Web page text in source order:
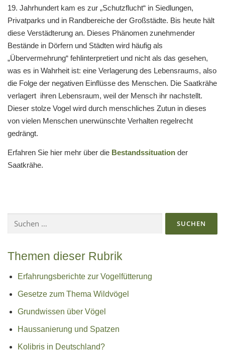
19. Jahrhundert kam es zur „Schutzflucht“ in Siedlungen,
Privatparks und in Randbereiche der Großstädte. Bis heute hält
diese Verstädterung an. Dieses Phänomen zunehmender
Bestände in Dörfern und Städten wird häufig als
„Übervermehrung“ fehlinterpretiert und nicht als das gesehen,
was es in Wahrheit ist: eine Verlagerung des Lebensraums, also
die Folge der negativen Einflüsse des Menschen. Die Saatkrähe
verlagert ihren Lebensraum, weil der Mensch ihr nachstellt.
Dieser stolze Vogel wird durch menschliches Zutun in dieses
von vielen Menschen unerwünschte Verhalten regelrecht
gedrängt.
Erfahren Sie hier mehr über die Bestandssituation der
Saatkrähe.
nach:
Themen dieser Rubrik
Erfahrungsberichte zur Vogelfütterung
Gesetze zum Thema Wildvögel
Grundwissen über Vögel
Haussanierung und Spatzen
Kolibris in Deutschland?